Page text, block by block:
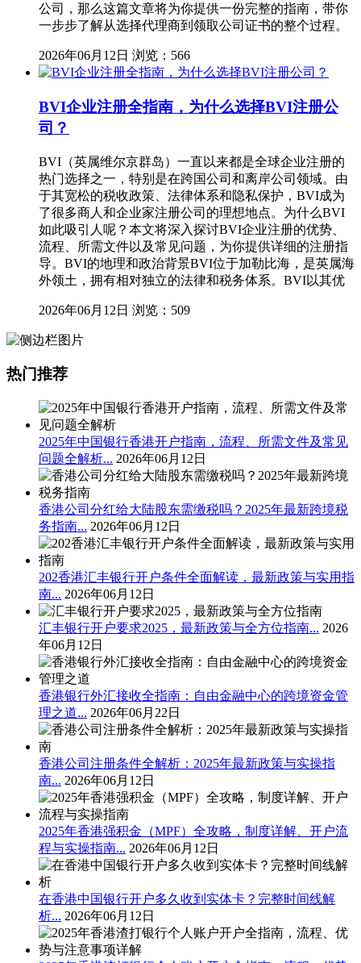
公司，那么这篇文章将为你提供一份完整的指南，带你
一步步了解从选择代理商到领取公司证书的整个过程。
2026年06月12日 浏览：566
BVI企业注册全指南，为什么选择BVI注册公
司？
BVI（英属维尔京群岛）一直以来都是全球企业注册的
热门选择之一，特别是在跨国公司和离岸公司领域。由
于其宽松的税收政策、法律体系和隐私保护，BVI成为
了很多商人和企业家注册公司的理想地点。为什么BVI
如此吸引人呢？本文将深入探讨BVI企业注册的优势、
流程、所需文件以及常见问题，为你提供详细的注册指
导。BVI的地理和政治背景BVI位于加勒比海，是英属海
外领土，拥有相对独立的法律和税务体系。BVI以其优
2026年06月12日 浏览：509
热门推荐
2025年中国银行香港开户指南，流程、所需文件及常见
问题全解析... 2026年06月12日
香港公司分红给大陆股东需缴税吗？2025年最新跨境税
务指南... 2026年06月12日
202香港汇丰银行开户条件全面解读，最新政策与实用指
南... 2026年06月12日
汇丰银行开户要求2025，最新政策与全方位指南... 2026
年06月12日
香港银行外汇接收全指南：自由金融中心的跨境资金管
理之道... 2026年06月22日
香港公司注册条件全解析：2025年最新政策与实操指
南... 2026年06月12日
2025年香港强积金（MPF）全攻略，制度详解、开户流
程与实操指南... 2026年06月12日
在香港中国银行开户多久收到实体卡？完整时间线解
析... 2026年06月12日